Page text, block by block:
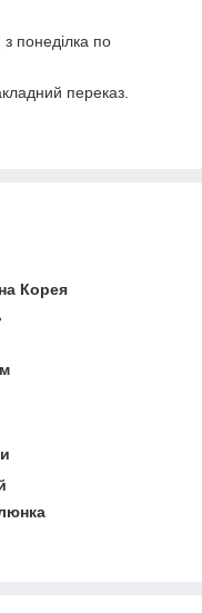
понеділка по
переказ.
Корея